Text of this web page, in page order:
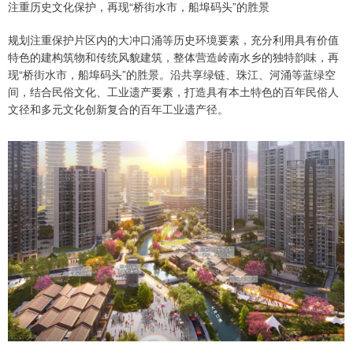
注重历史文化保护，再现“桥街水市，船埠码头”的胜景
规划注重保护片区内的大冲口涌等历史环境要素，充分利用具有价值
特色的建构筑物和传统风貌建筑，整体营造岭南水乡的独特韵味，再
现“桥街水市，船埠码头”的胜景。沿共享绿链、珠江、河涌等蓝绿空
间，结合民俗文化、工业遗产要素，打造具有本土特色的百年民俗人
文径和多元文化创新复合的百年工业遗产径。